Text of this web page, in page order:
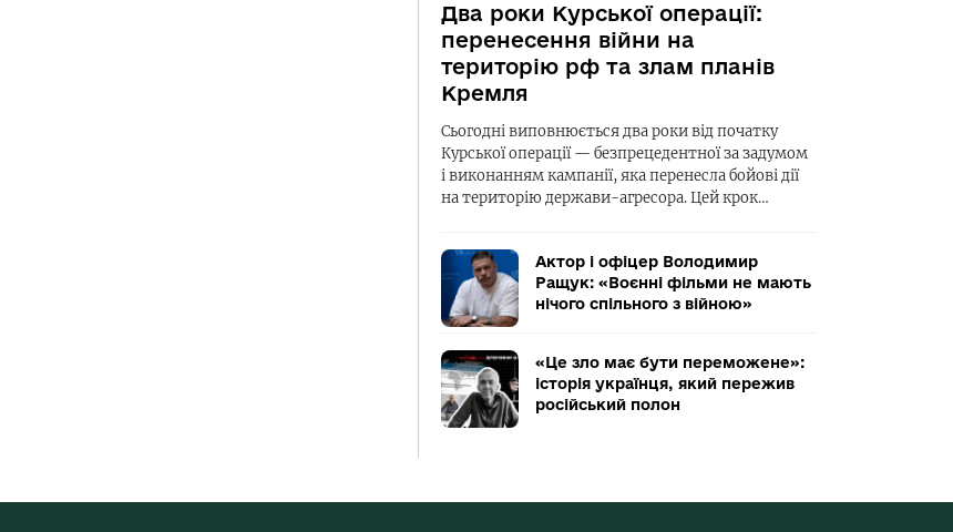
Два роки Курської операції:
перенесення війни на
територію рф та злам планів
Кремля
Сьогодні виповнюється два роки від початку
Курської операції — безпрецедентної за задумом
і виконанням кампанії, яка перенесла бойові дії
на територію держави-агресора. Цей крок…
Актор і офіцер Володимир
Ращук: «Воєнні фільми не мають
нічого спільного з війною»
«Це зло має бути переможене»:
історія українця, який пережив
російський полон